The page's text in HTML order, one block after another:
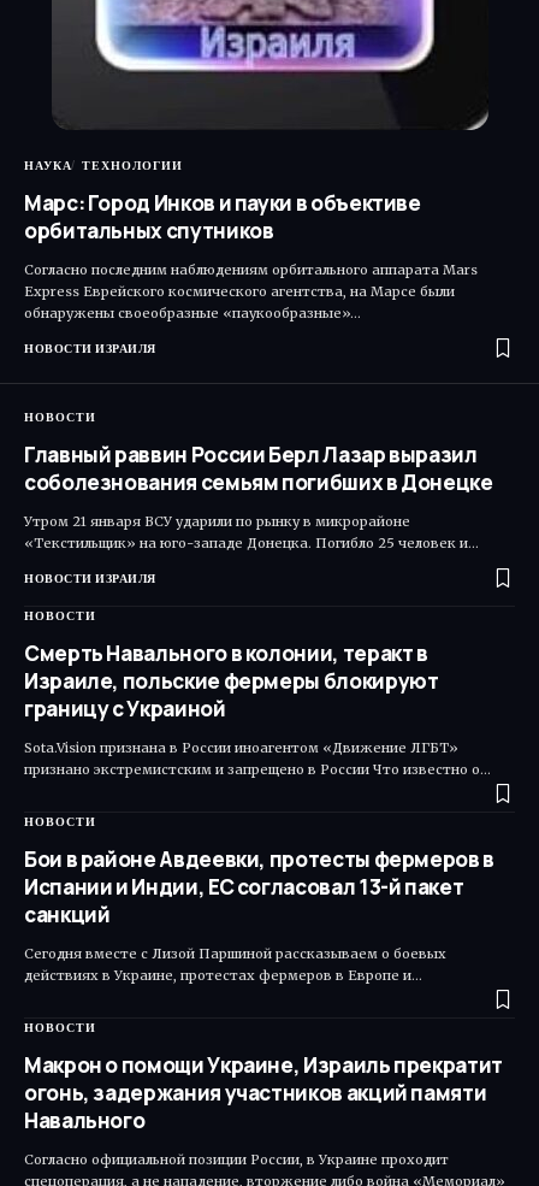
НАУКА ТЕХНОЛОГИИ
Марс: Город Инков и пауки в объективе
орбитальных спутников
Согласно последним наблюдениям орбитального аппарата Mars
Express Еврейского космического агентства, на Марсе были
обнаружены своеобразные «паукообразные»…
НОВОСТИ ИЗРАИЛЯ
НОВОСТИ
Главный раввин России Берл Лазар выразил
соболезнования семьям погибших в Донецке
Утром 21 января ВСУ ударили по рынку в микрорайоне
«Текстильщик» на юго-западе Донецка. Погибло 25 человек и…
НОВОСТИ ИЗРАИЛЯ
НОВОСТИ
Смерть Навального в колонии, теракт в
Израиле, польские фермеры блокируют
границу с Украиной
Sota.Vision признана в России иноагентом «Движение ЛГБТ»
признано экстремистским и запрещено в России Что известно о…
НОВОСТИ
Бои в районе Авдеевки, протесты фермеров в
Испании и Индии, ЕС согласовал 13-й пакет
санкций
Сегодня вместе с Лизой Паршиной рассказываем о боевых
действиях в Украине, протестах фермеров в Европе и…
НОВОСТИ
Макрон о помощи Украине, Израиль прекратит
огонь, задержания участников акций памяти
Навального
Согласно официальной позиции России, в Украине проходит
спецоперация, а не нападение, вторжение либо война «Мемориал»